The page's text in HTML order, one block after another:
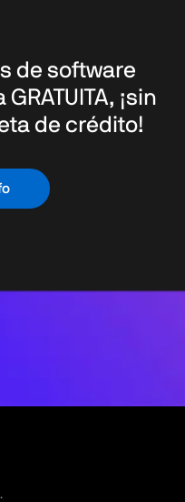
de software
¡sin
de crédito!